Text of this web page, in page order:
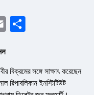
Email
বিক্রমের সঙ্গে সাক্ষাৎ করেছেন
রিপাবলিকান ইনস্টিটিউট